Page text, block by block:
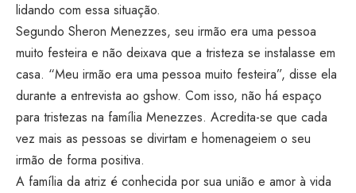
lidando com essa situação.
Segundo Sheron Menezzes, seu irmão era uma pessoa
muito festeira e não deixava que a tristeza se instalasse em
casa. “Meu irmão era uma pessoa muito festeira”, disse ela
durante a entrevista ao gshow. Com isso, não há espaço
para tristezas na família Menezzes. Acredita-se que cada
vez mais as pessoas se divirtam e homenageiem o seu
irmão de forma positiva.
A família da atriz é conhecida por sua união e amor à vida